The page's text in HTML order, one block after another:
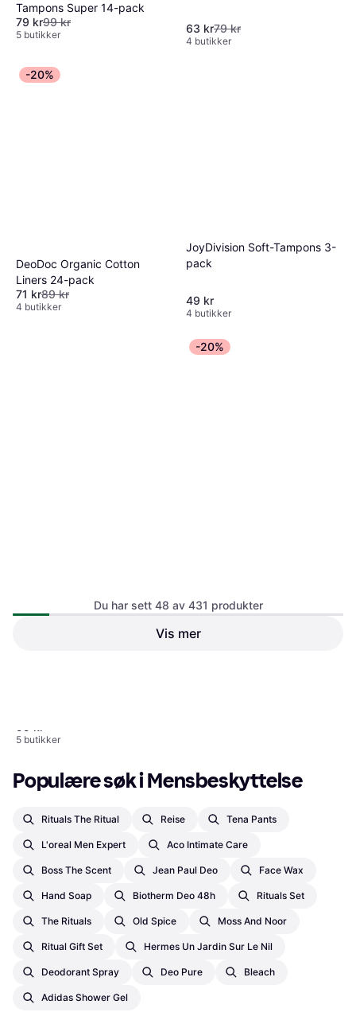
Tampons Super 14-pack
79 kr99 kr
5 butikker 63 kr79 kr
4 butikker
-20%
DeoDoc Organic Cotton
Liners 24-pack
71 kr89 kr
4 butikker
JoyDivision Soft-Tampons 3-
pack
49 kr
4 butikker
5 butikker
-20%
Du har sett 48 av 431 produkter
Vis mer
Populære søk i Mensbeskyttelse
Rituals The Ritual Reise Tena Pants
L'oreal Men Expert Aco Intimate Care
Boss The Scent Jean Paul Deo Face Wax
Hand Soap Biotherm Deo 48h Rituals Set
The Rituals Old Spice Moss And Noor
Ritual Gift Set Hermes Un Jardin Sur Le Nil
Deodorant Spray Deo Pure Bleach
Adidas Shower Gel